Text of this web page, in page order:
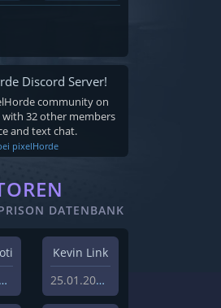
Discord Server!
community on
with 32 other members
and text chat.
pixelHorde
DATENBANK
10.06.2026
Kevin Link
25.01.2024